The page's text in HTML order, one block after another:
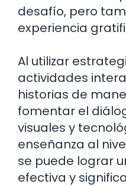
desafío, pero
experiencia
Al utilizar
actividades
historias de
fomentar el
visuales y
enseñanza al
se puede lograr
efectiva y